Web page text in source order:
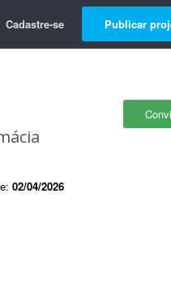
Cadastre-se Publicar
02/04/2026